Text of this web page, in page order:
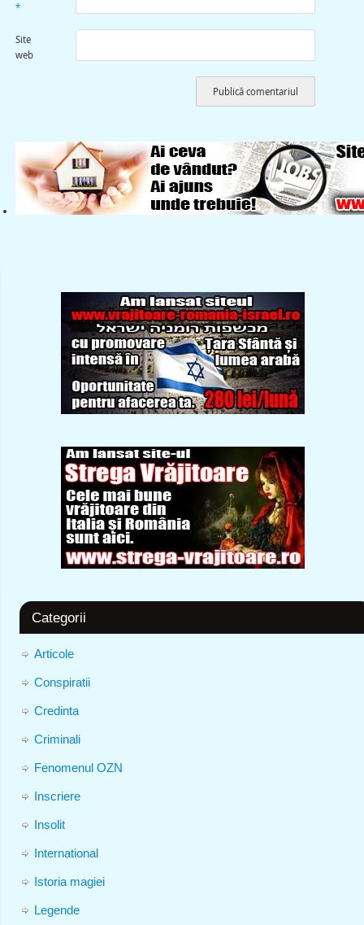
*
Site
web
Categorii
Articole
Conspiratii
Credinta
Criminali
Fenomenul OZN
Inscriere
Insolit
International
Istoria magiei
Legende